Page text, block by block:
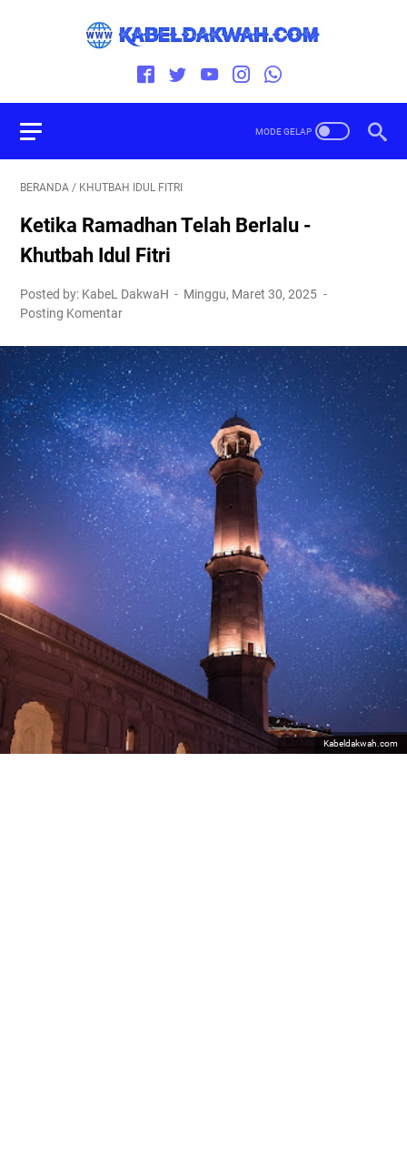
BERANDA / KHUTBAH IDUL FITRI
Ketika Ramadhan Telah Berlalu -
Khutbah Idul Fitri
Posted by: KabeL DakwaH
Minggu, Maret 30, 2025
Posting Komentar
Kabeldakwah.com